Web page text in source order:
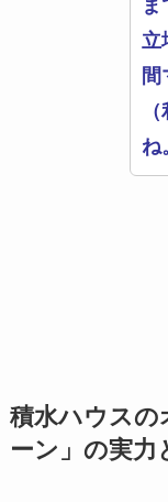
立
ね
積水ハウスの
ーン」の実力